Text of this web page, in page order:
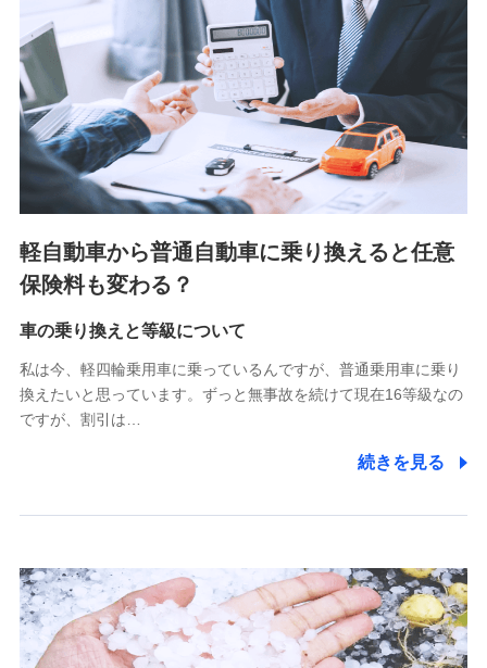
■少額短期保険
株式会社アシロ少額短期保険 (https://kailash.co.jp/)
SBIいきいき少額短期保険会社 (https://www.i-
sedai.com/)
SBIペット少額短期保険株式会社 (https://www.sbipet-
ssi.co.jp/)
SBIリスタ少額短期保険会社
(https://www.jishin.co.jp/)
スマートプラス少額短期保険株式会社
チューリッヒ少額短期保険株式会社
(https://www.zurichssi.co.jp/)
(https://www.tokiomarine-x.co.jp/)
(https://pshoken.co.jp/)
リトルファミリー少額短期保険株式会社
(https://www.littlefamily-ssi.com/)
郵便、電話、およびＥメール等により、当社と取引のあるも
た維持管理等の委託業務遂行のため、またそれらに付帯、関
連する当社および提携会社のサービスを案内、提供するため
（なお、当社は複数の保険会社と取引があり、取得した個人
情報を取引のある他の保険会社の商品・サービスをご提案す
るために利用させていただくことがあります。）
軽自動車から普通自動車に乗り換えると任意
保険料も変わる？
車の乗り換えと等級について
私は今、軽四輪乗用車に乗っているんですが、普通乗用車に乗り
換えたいと思っています。ずっと無事故を続けて現在16等級なの
ですが、割引は…
続きを見る